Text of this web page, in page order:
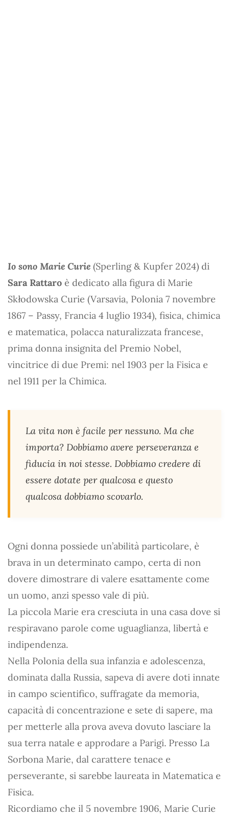
Io sono Marie Curie (Sperling & Kupfer 2024) di
Sara Rattaro è dedicato alla figura di Marie
Skłodowska Curie (Varsavia, Polonia 7 novembre
1867 – Passy, Francia 4 luglio 1934), fisica, chimica
e matematica, polacca naturalizzata francese,
prima donna insignita del Premio Nobel,
vincitrice di due Premi: nel 1903 per la Fisica e
nel 1911 per la Chimica.
La vita non è facile per nessuno. Ma che
importa? Dobbiamo avere perseveranza e
fiducia in noi stesse. Dobbiamo credere di
essere dotate per qualcosa e questo
qualcosa dobbiamo scovarlo.
Ogni donna possiede un’abilità particolare, è
brava in un determinato campo, certa di non
dovere dimostrare di valere esattamente come
un uomo, anzi spesso vale di più.
La piccola Marie era cresciuta in una casa dove si
respiravano parole come uguaglianza, libertà e
indipendenza.
Nella Polonia della sua infanzia e adolescenza,
dominata dalla Russia, sapeva di avere doti innate
in campo scientifico, suffragate da memoria,
capacità di concentrazione e sete di sapere, ma
per metterle alla prova aveva dovuto lasciare la
sua terra natale e approdare a Parigi. Presso La
Sorbona Marie, dal carattere tenace e
perseverante, si sarebbe laureata in Matematica e
Fisica.
Ricordiamo che il 5 novembre 1906, Marie Curie